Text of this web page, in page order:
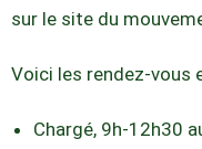
sur le site du
Voici les rendez-vous
Chargé, 9h-12h30